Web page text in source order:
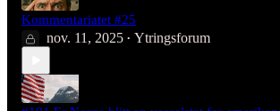
Kommentariatet #25
nov. 11, 2025 • Ytringsforum